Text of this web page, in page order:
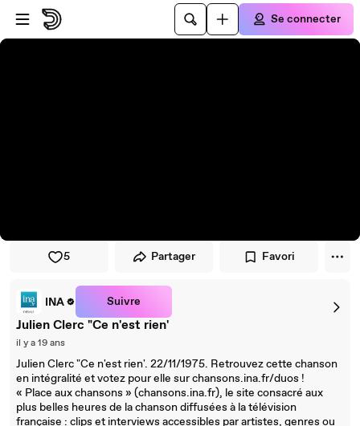
Passer au player
Passer au contenu principal
Se connecter
5 Partager Favori
INA Suivre
Julien Clerc "Ce n'est rien'
il y a 19 ans
Julien Clerc "Ce n'est rien'. 22/11/1975. Retrouvez cette chanson
en intégralité et votez pour elle sur chansons.ina.fr/duos !
« Place aux chansons » (chansons.ina.fr), le site consacré aux
plus belles heures de la chanson diffusées à la télévision
française : clips et interviews accessibles par artistes, genres ou